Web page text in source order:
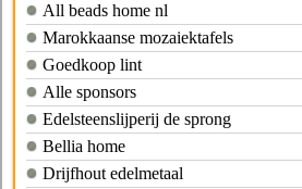
All beads home nl
Marokkaanse mozaiektafels
Goedkoop lint
Alle sponsors
Edelsteenslijperij de sprong
Bellia home
Drijfhout edelmetaal